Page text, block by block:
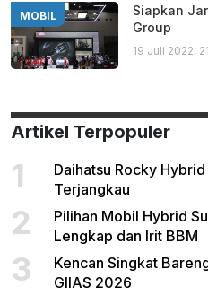
MOBIL
Siapkan
Group
19 Juli 2022,
Artikel Terpopuler
1
Daihatsu Rocky
Terjangkau
2
Pilihan Mobil Hybrid
Lengkap dan Irit BBM
3
Kencan Singkat
GIIAS 2026